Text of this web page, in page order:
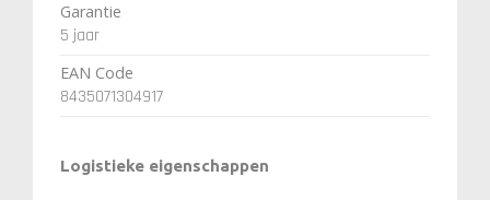
Garantie
5 jaar
EAN Code
8435071304917
Logistieke eigenschappen